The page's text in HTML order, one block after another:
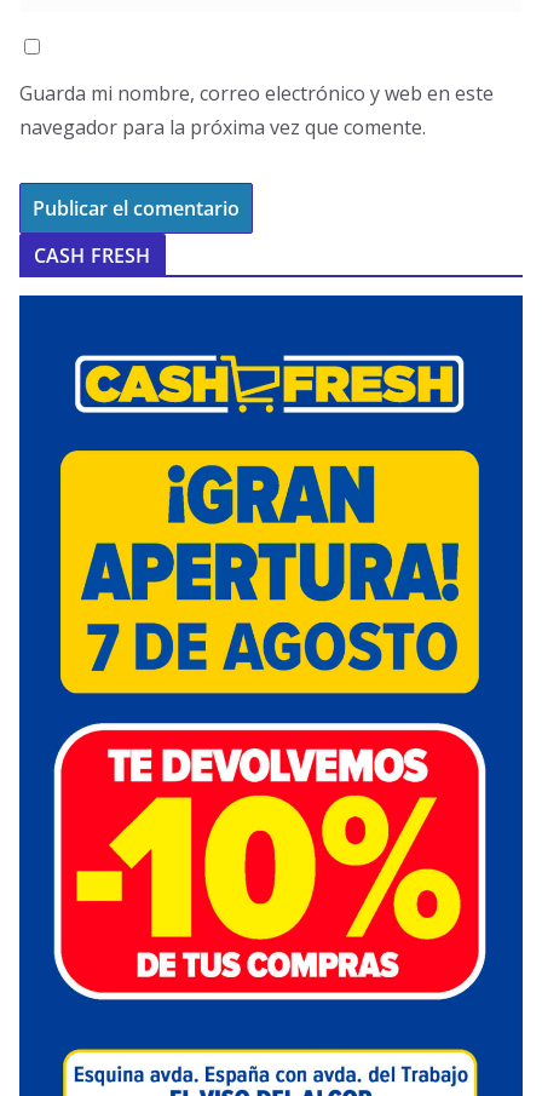
Guarda mi nombre, correo electrónico y web en este
navegador para la próxima vez que comente.
CASH FRESH